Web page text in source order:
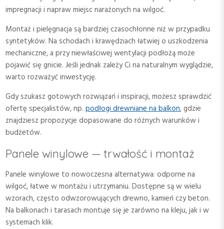
impregnacji i napraw miejsc narażonych na wilgoć.
Montaż i pielęgnacja są bardziej czasochłonne niż w przypadku
syntetyków. Na schodach i krawędziach łatwiej o uszkodzenia
mechaniczne, a przy niewłaściwej wentylacji podłożą może
pojawić się gnicie. Jeśli jednak zależy Ci na naturalnym wyglądzie,
warto rozważyć inwestycję.
Gdy szukasz gotowych rozwiązań i inspiracji, możesz sprawdzić
ofertę specjalistów, np.podłogi drewniane na balkon, gdzie
znajdziesz propozycje dopasowane do różnych warunków i
budżetów.
Panele winylowe — trwałość i montaż
Panele winylowe to nowoczesna alternatywa: odporne na
wilgoć, łatwe w montażu i utrzymaniu. Dostępne są w wielu
wzorach, często odwzorowujących drewno, kamień czy beton.
Na balkonach i tarasach montuje się je zarówno na kleju, jak i w
systemach klik.